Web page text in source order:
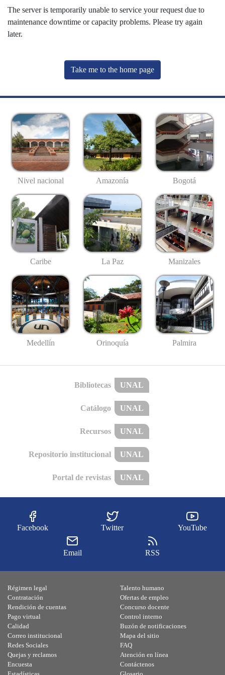
The server is temporarily unable to service your request due to
maintenance downtime or capacity problems. Please try again
later.
Take me to the home page
Nivel nacional Amazonía Bogotá
Caribe La Paz Manizales
Medellín Orinoquía Palmira
Bibliotecas UNAL
Catálogo UNAL
Recursos UNAL
Repositorio institucional UNAL
Portal de revistas UNAL
Facebook Twitter YouTube
Email RSS
Régimen legal
Contratación
Rendición de cuentas
Pago virtual
Calidad
Talento humano
Ofertas de empleo
Concurso docente
Control interno
Buzón de notificaciones
Correo institucional
Redes Sociales
Quejas y reclamos
Encuesta
Mapa del sitio
FAQ
Atención en línea
Contáctenos